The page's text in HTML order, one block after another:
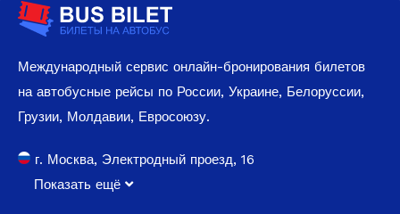
Международный сервис онлайн-бронирования билетов
на автобусные рейсы по России, Украине, Белоруссии,
Грузии, Молдавии, Евросоюзу.
г. Москва, Электродный проезд, 16
Показать ещё